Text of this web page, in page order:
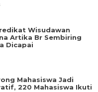
Wisudawan
Artika Br Sembiring
Dicapai
Mahasiswa Jadi
220 Mahasiswa Ikuti